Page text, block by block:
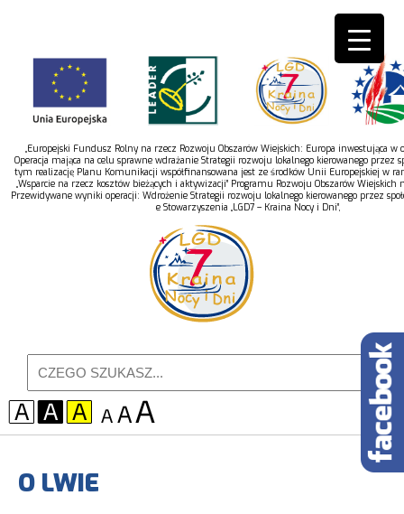
„Europejski Fundusz Rolny na rzecz Rozwoju Obszarów Wiejskich: Europa inwestująca w
Operacja mająca na celu sprawne wdrażanie Strategii rozwoju lokalnego kierowanego przez
tym realizację Planu Komunikacji współfinansowana jest ze środków Unii Europejskiej w
„Wsparcie na rzecz kosztów bieżących i aktywizacji” Programu Rozwoju Obszarów Wiejskich
Przewidywane wyniki operacji: Wdrożenie Strategii rozwoju lokalnego kierowanego przez
e Stowarzyszenia „LGD7 – Kraina Nocy i Dni”,
O LWIE